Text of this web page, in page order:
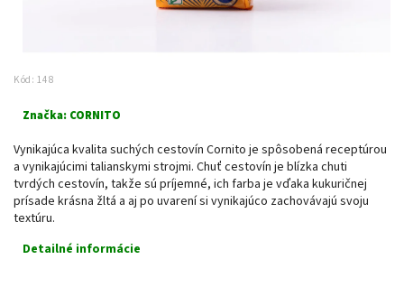
Kód: 148
Značka: CORNITO
Vynikajúca kvalita suchých cestovín Cornito je spôsobená receptúrou
a vynikajúcimi talianskymi strojmi. Chuť cestovín je blízka chuti
tvrdých cestovín, takže sú príjemné, ich farba je vďaka kukuričnej
prísade krásna žltá a aj po uvarení si vynikajúco zachovávajú svoju
textúru.
Detailné informácie